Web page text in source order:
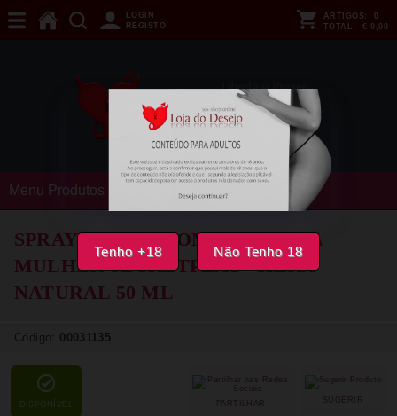
Tenho +18 Não Tenho 18
LOGIN
REGISTO
ARTIGOS:
0
TOTAL: € 0,00
Menu Produtos
SPRAY COM FEROMONAS PARA
MULHER SECRETPLAY - HERA
NATURAL 50 ML
Código: 00031135
DISPONÍVEL SUGERIR